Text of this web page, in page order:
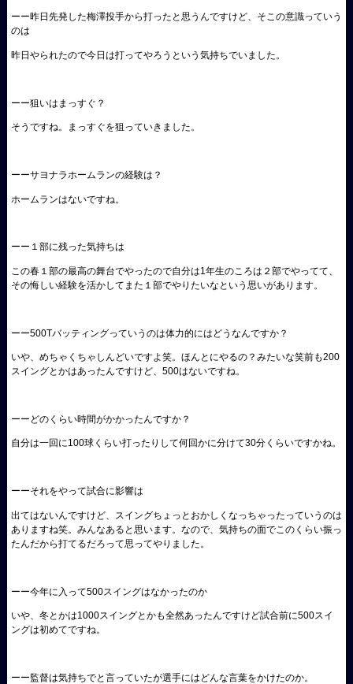
ーー昨日先発した梅澤投手から打ったと思うんですけど、そこの意識っていう
のは
昨日やられたので今日は打ってやろうという気持ちでいました。
ーー狙いはまっすぐ？
そうですね。まっすぐを狙っていきました。
ーーサヨナラホームランの経験は？
ホームランはないですね。
ーー１部に残った気持ちは
この春１部の最高の舞台でやったので自分は1年生のころは２部でやってて、
その悔しい経験を活かしてまた１部でやりたいなという思いがあります。
ーー500Tバッティングっていうのは体力的にはどうなんですか？
いや、めちゃくちゃしんどいですよ笑。ほんとにやるの？みたいな笑前も200
スイングとかはあったんですけど、500はないですね。
ーーどのくらい時間がかかったんですか？
自分は一回に100球くらい打ったりして何回かに分けて30分くらいですかね。
ーーそれをやって試合に影響は
出てはないんですけど、スイングちょっとおかしくなっちゃったっていうのは
ありますね笑。みんなあると思います。なので、気持ちの面でこのくらい振っ
たんだから打てるだろって思ってやりました。
ーー今年に入って500スイングはなかったのか
いや、冬とかは1000スイングとかも全然あったんですけど試合前に500スイ
ングは初めてですね。
ーー監督は気持ちでと言っていたが選手にはどんな言葉をかけたのか。